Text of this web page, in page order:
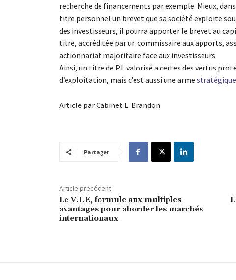
recherche de financements par exemple. Mieux,
titre personnel un brevet que sa société exploite
des investisseurs, il pourra apporter le brevet au
titre, accréditée par un commissaire aux apports,
actionnariat majoritaire face aux investisseurs.
Ainsi, un titre de P.I. valorisé a certes des vertus
d’exploitation, mais c’est aussi une arme
Article par Cabinet L. Brandon
Partager
Article précédent
Le V.I.E, formule aux multiples
avantages pour aborder les marchés
internationaux